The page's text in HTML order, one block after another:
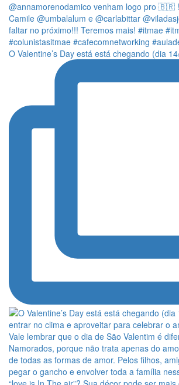
O Valentine’s Day está está chegando (dia